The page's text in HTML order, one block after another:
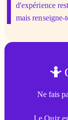
d'expérience
mais
🤷
Ne fais
Le Quiz